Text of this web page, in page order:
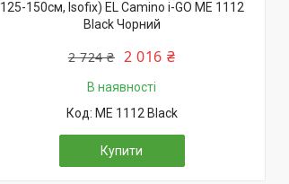
125-150см, Isofix) EL Camino i-GO ME 1112
Black Чорний
2 724 ₴ 2 016 ₴
В наявності
ME 1112 Black
Купити